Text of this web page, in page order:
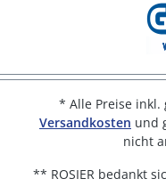
* Alle Preise inkl.
Versandkosten und
nicht
** ROSIER bedankt